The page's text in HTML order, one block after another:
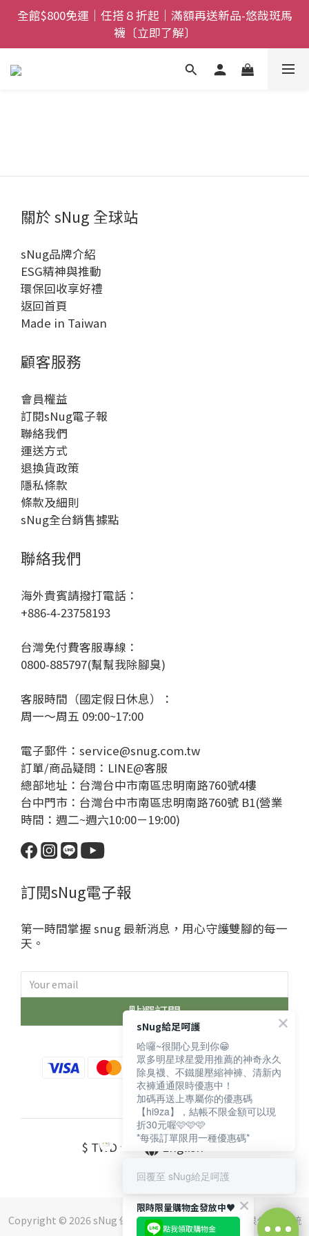
全館$800免運｜任搭８折起｜滿額再送新品-悠哉斑馬
襪〔立即了解〕
全館$800免運｜任搭８折起｜滿額再送新品-悠哉斑馬
襪〔立即了解〕
情人節獻禮｜sNug愛心禮盒甜蜜登場！把舒適與心意
一起送出〔馬上了解〕
襪〔立即了解〕
關於 sNug 全球站
sNug品牌介紹
ESG精神與推動
環保回收享好禮
返回首頁
Made in Taiwan
顧客服務
會員權益
訂閱sNug電子報
聯絡我們
運送方式
退換貨政策
隱私條款
條款及細則
sNug全台銷售據點
聯絡我們
海外貴賓請撥打電話：
+886-4-23758193
台灣免付費客服專線：
0800-885797(幫幫我除腳臭)
客服時間（國定假日休息）：
周一～周五 09:00~17:00
電子郵件：service@snug.com.tw
訂單/商品疑問： LINE@客服
總部地址：台灣台中市南區忠明南路760號4樓
台中門市：台灣台中市南區忠明南路760號 B1(營業
時間：週二~週六10:00－19:00)
訂閱sNug電子報
第一時間掌握 snug 最新消息，用心守護雙腳的每一
天。
點選訂閱
$ TWD English
Copyright © 2026 sNug 保留一切權利 ｜斯傑利企業有限公司 ｜ 統
限時限量購物金發放中♥️
點我領取購物金
sNug給足呵護
哈囉~很開心見到你😁
眾多明星球星愛用推薦的神奇永久
除臭襪、不鐵腿壓縮神褲、清新內
衣褲通通限時優惠中！
加碼再送上專屬你的優惠碼
【hi9za】，結帳不限金額可以現
折30元喔🩷🩷🩷
*每張訂單限用一種優惠碼*
回覆至 sNug給足呵護